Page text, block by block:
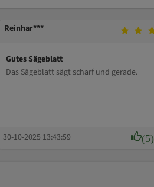
Reinhar***
Gutes Sägeblatt
Das Sägeblatt sägt scharf und gerade.
30-10-2025 13:43:59 (5)